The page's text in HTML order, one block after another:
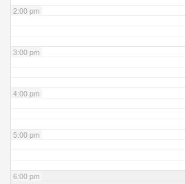
2:00 pm
3:00 pm
4:00 pm
5:00 pm
6:00 pm